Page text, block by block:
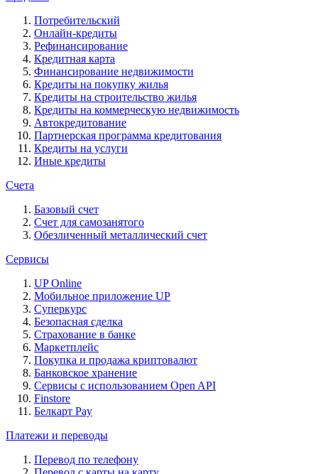
Потребительский
Онлайн-кредиты
Рефинансирование
Кредитная карта
Финансирование недвижимости
Кредиты на покупку жилья
Кредиты на строительство жилья
Кредиты на коммерческую недвижимость
Автокредитование
Партнерская программа кредитования
Кредиты на услуги
Иные кредиты
Счета
Базовый счет
Счет для самозанятого
Обезличенный металлический счет
Сервисы
UP Online
Мобильное приложение UP
Суперкурс
Безопасная сделка
Страхование в банке
Маркетплейс
Покупка и продажа криптовалют
Банковское хранение
Сервисы с использованием Open API
Finstore
Белкарт Pay
Платежи и переводы
Перевод по телефону